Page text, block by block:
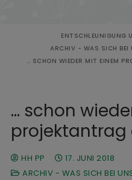
ENTSCHLEUNIGUNG
ARCHIV - WAS SICH BEI
… SCHON WIEDER MIT EINEM
… schon
projektantrag
HH PP
17. JUNI 2018
ARCHIV - WAS SICH BEI